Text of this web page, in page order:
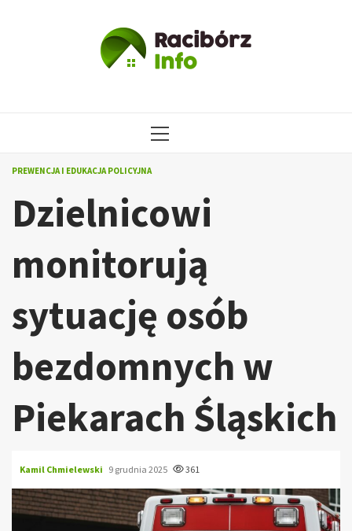
MENU
PREWENCJA I EDUKACJA POLICYJNA
Dzielnicowi
monitorują
sytuację osób
bezdomnych w
Piekarach Śląskich
Kamil Chmielewski 9 grudnia 2025 361